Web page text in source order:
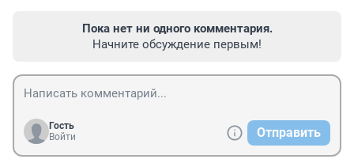
Пока нет ни одного комментария.
Начните обсуждение первым!
Гость
Войти
Отправить